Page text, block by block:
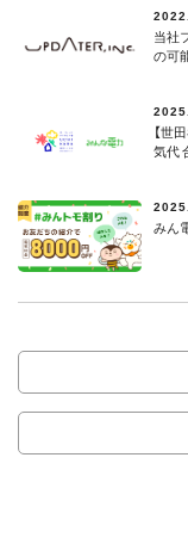
当社
の可
【世
気代
みん